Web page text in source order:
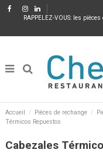
RAPPELEZ-VOUS: les
Accueil Pièces de rechange
Térmicos Repuestos
Cabezales